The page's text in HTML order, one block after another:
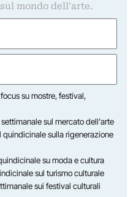
mondo dell'arte.
su mostre, festival,
settimanale sul mercato dell'arte
quindicinale sulla rigenerazione
su moda e cultura
sul turismo culturale
sui festival culturali